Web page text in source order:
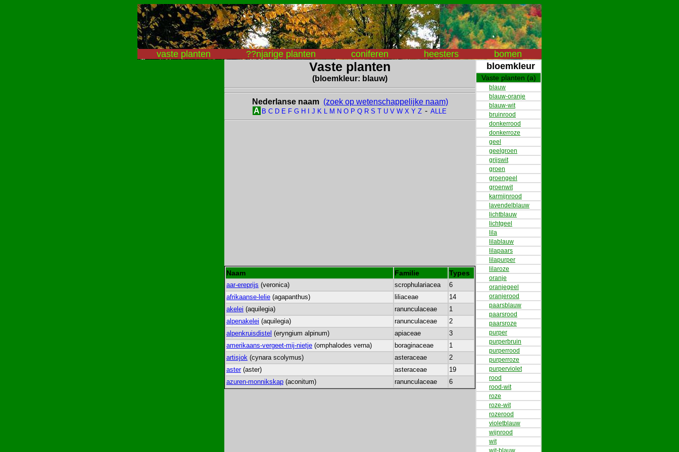
vaste planten ??njarige planten coniferen heesters bomen
Vaste planten
(bloemkleur: blauw)
Nederlanse naam (zoek op wetenschappelijke naam)
A B C D E F G H J K L M N O P Q R S T U V W X Y Z - ALLE
Naam Familie Types
aar-ereprijs (veronica) scrophulariacea
6
afrikaanse-lelie (agapanthus) liliaceae
14
akelei (aquilegia) ranunculaceae
1
alpenakelei (aquilegia) ranunculaceae
2
alpenkruisdistel (eryngium alpinum) apiaceae
3
amerikaans-vergeet-mij-nietje (omphalodes verna) boraginaceae
1
artisjok (cynara scolymus) asteraceae
2
aster(aster) asteraceae
19
azuren-monnikskap (aconitum) ranunculaceae 6
bloemkleur
Vaste planten (a)
blauw
blauw-oranje
blauw-wit
bruinrood
donkerrood
donkerroze
geel
geelgroen
grijswit
groen
groengeel
groenwit
karmijnrood
lavendelblauw
lichtblauw
lichtgeel
lila
lilablauw
lilapaars
lilapurper
lilaroze
oranje
oranjegeel
oranjerood
paarsblauw
paarsrood
paarsroze
purper
purperbruin
purperrood
purperroze
purperviolet
rood
rood-wit
roze
roze-wit
rozerood
violetblauw
wijnrood
wit
wit-blauw